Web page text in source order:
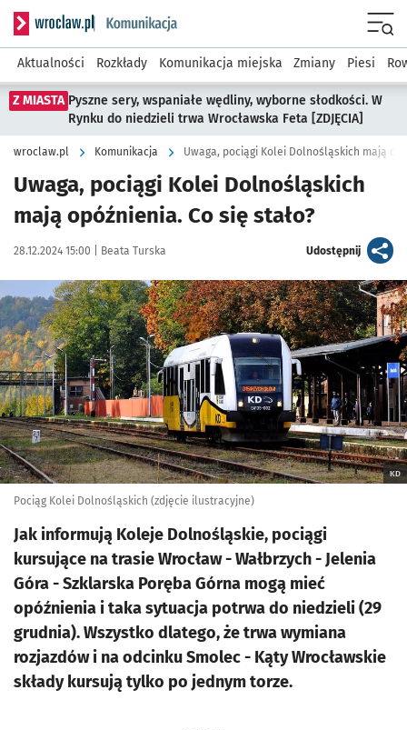
Serwis informacyjny wroclaw.pl podserwis: Komunikacja
Aktualności Rozkłady Komunikacja miejska Zmiany Piesi
Z MIASTA Pyszne sery, wspaniałe wędliny, wyborne słodkości. W
Rynku do niedzieli trwa Wrocławska Feta [ZDJĘCIA]
wroclaw.pl Komunikacja Uwaga, pociągi Kolei Dolnośląskich mają
Uwaga, pociągi Kolei Dolnośląskich
mają opóźnienia. Co się stało?
Data publikacji:
28.12.2024 15:00 | Autor:
Beata Turska Udostępnijartykuł
Kliknij, aby powiększyć
KD
Pociąg Kolei Dolnośląskich (zdjęcie ilustracyjne)
Jak informują Koleje Dolnośląskie, pociągi
kursujące na trasie Wrocław - Wałbrzych - Jelenia
Góra - Szklarska Poręba Górna mogą mieć
opóźnienia i taka sytuacja potrwa do niedzieli (29
grudnia). Wszystko dlatego, że trwa wymiana
rozjazdów i na odcinku Smolec - Kąty Wrocławskie
składy kursują tylko po jednym torze.